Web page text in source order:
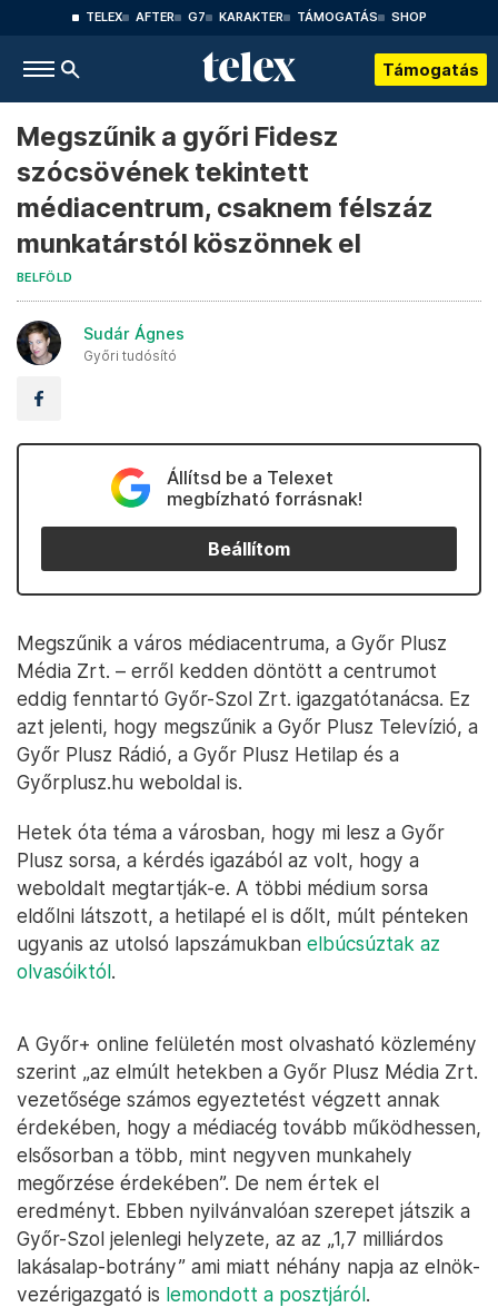
TELEX AFTER G7 KARAKTER TÁMOGATÁS SHOP
Támogatás
Megszűnik a győri Fidesz
szócsövének tekintett
médiacentrum, csaknem félszáz
munkatárstól köszönnek el
BELFÖLD
Sudár Ágnes
Győri tudósító
Állítsd be a Telexet
megbízható forrásnak!
Beállítom
Megszűnik a város médiacentruma, a Győr Plusz
Média Zrt. – erről kedden döntött a centrumot
eddig fenntartó Győr-Szol Zrt. igazgatótanácsa. Ez
azt jelenti, hogy megszűnik a Győr Plusz Televízió, a
Győr Plusz Rádió, a Győr Plusz Hetilap és a
Győrplusz.hu weboldal is.
Hetek óta téma a városban, hogy mi lesz a Győr
Plusz sorsa, a kérdés igazából az volt, hogy a
weboldalt megtartják-e. A többi médium sorsa
eldőlni látszott, a hetilapé el is dőlt, múlt pénteken
ugyanis az utolsó lapszámukban elbúcsúztak az
olvasóiktól.
A Győr+ online felületén most olvasható közlemény
szerint „az elmúlt hetekben a Győr Plusz Média Zrt.
vezetősége számos egyeztetést végzett annak
érdekében, hogy a médiacég tovább működhessen,
elsősorban a több, mint negyven munkahely
megőrzése érdekében”. De nem értek el
eredményt. Ebben nyilvánvalóan szerepet játszik a
Győr-Szol jelenlegi helyzete, az az „1,7 milliárdos
lakásalap-botrány” ami miatt néhány napja az elnök-
vezérigazgató is lemondott a posztjáról.